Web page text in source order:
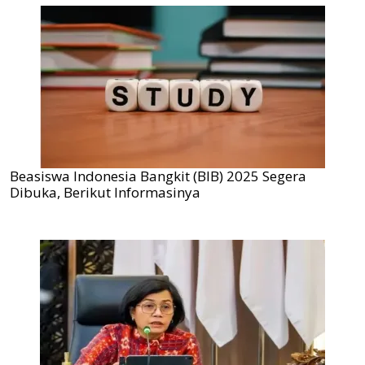
Beasiswa Indonesia Bangkit (BIB) 2025 Segera
Dibuka, Berikut Informasinya